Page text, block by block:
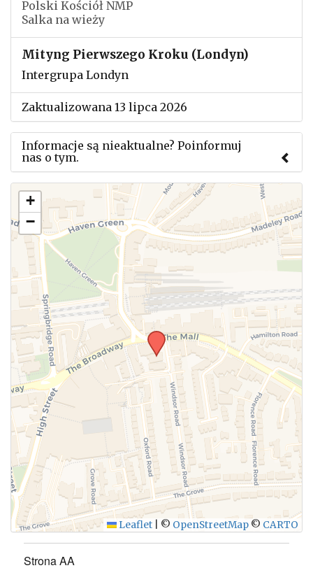
Polski Kościół NMP
Salka na wieży
Mityng Pierwszego Kroku (Londyn)
Intergrupa Londyn
Zaktualizowana 13 lipca 2026
Informacje są nieaktualne? Poinformuj
nas o tym.
Użyj tego formularza aby przesłać informację o
zmianach w powyższym mityngu.
WYŚLIJ
+
−
Leaflet © OpenStreetMap © CARTO
Strona AA